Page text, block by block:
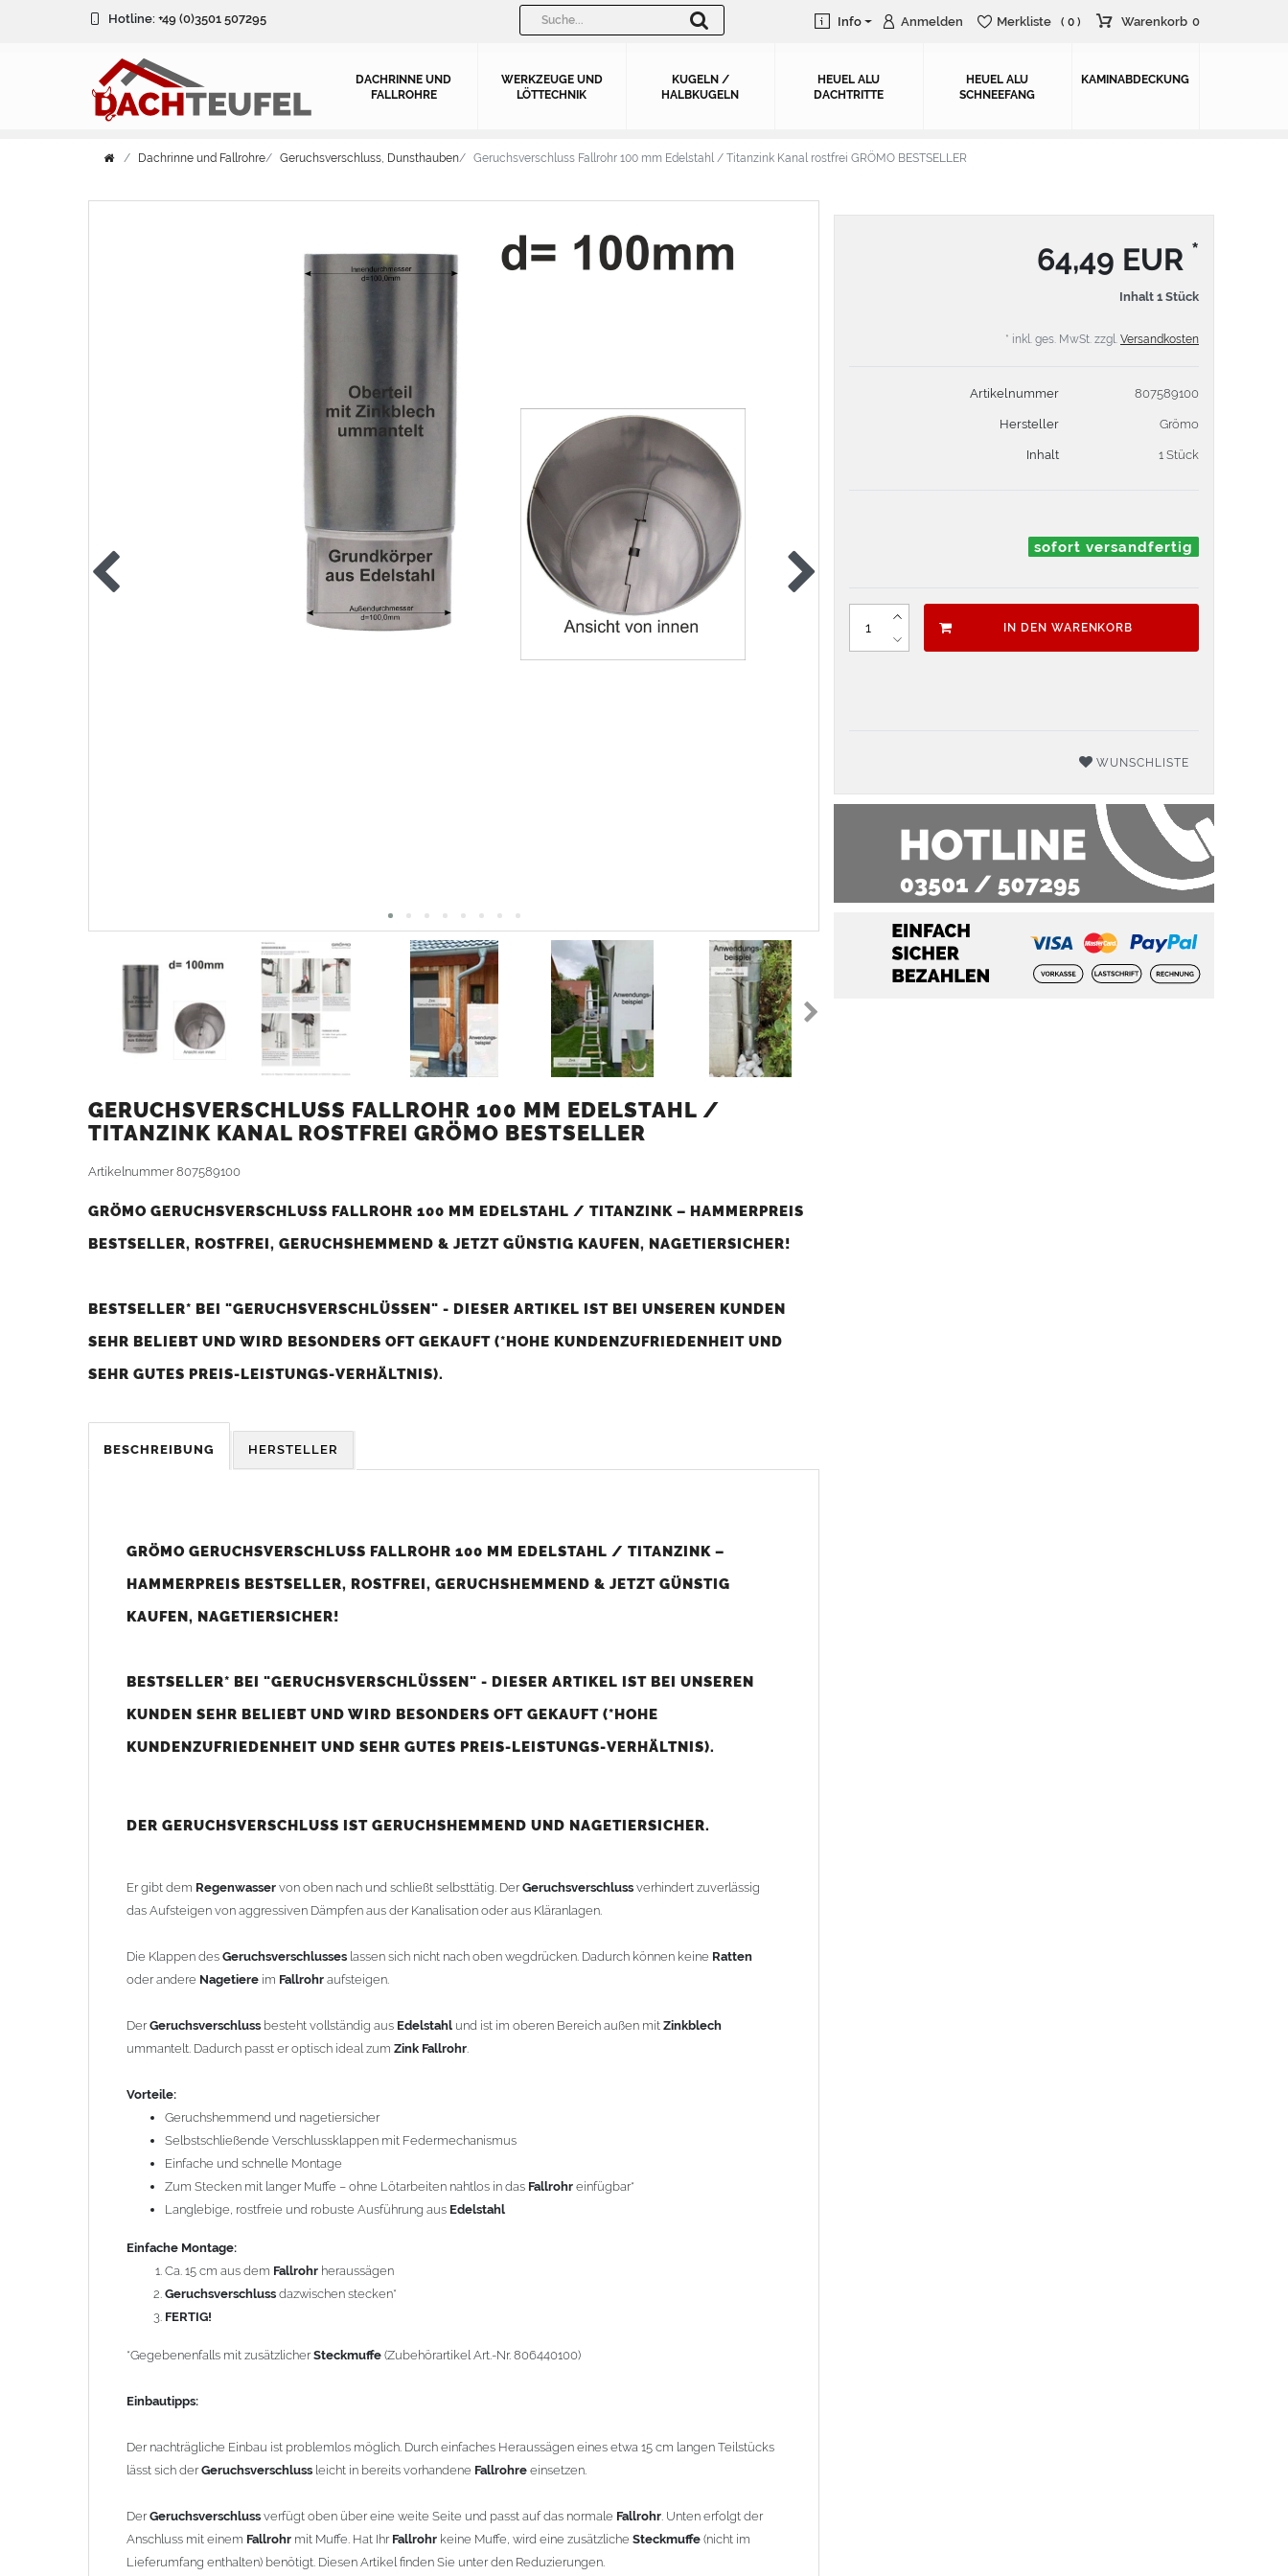
Hotline: +49 (0)3501 507295 Info Anmelden Merkliste ( 0 ) Warenkorb 0
DACHRINNE UND
FALLROHRE
WERKZEUGE UND
LÖTTECHNIK
KUGELN /
HALBKUGELN
HEUEL ALU
DACHTRITTE
HEUEL ALU
SCHNEEFANG
KAMINABDECKUNG
Dachrinne und Fallrohre Geruchsverschluss, Dunsthauben Geruchsverschluss Fallrohr 100 mm Edelstahl / Titanzink Kanal rostfrei GRÖMO BESTSELLER
64,49 EUR *
Inhalt 1 Stück
* inkl. ges. MwSt. zzgl. Versandkosten
Artikelnummer 807589100
Hersteller Grömo
Inhalt 1 Stück
sofort versandfertig
IN DEN WARENKORB
WUNSCHLISTE
GERUCHSVERSCHLUSS FALLROHR 100 MM EDELSTAHL /
TITANZINK KANAL ROSTFREI GRÖMO BESTSELLER
Artikelnummer807589100
GRÖMO GERUCHSVERSCHLUSS FALLROHR 100 MM EDELSTAHL / TITANZINK – HAMMERPREIS
BESTSELLER, ROSTFREI, GERUCHSHEMMEND & JETZT GÜNSTIG KAUFEN, NAGETIERSICHER!
BESTSELLER* BEI "GERUCHSVERSCHLÜSSEN" - DIESER ARTIKEL IST BEI UNSEREN KUNDEN
SEHR BELIEBT UND WIRD BESONDERS OFT GEKAUFT (*HOHE KUNDENZUFRIEDENHEIT UND
SEHR GUTES PREIS-LEISTUNGS-VERHÄLTNIS).
DER GERUCHSVERSCHLUSS IST GERUCHSHEMMEND UND NAGETIERSICHER.
Die Klappen des Geruchsverschlusses lassen sich nicht nach oben wegdrücken. Dadurch können keine
Dadurch passt er optisch ideal zumZink Fallrohr.
Vorteile:
Geruchshemmend und nagetiersicher
Ca. 15 cm aus dem
Geruchsverschlussdazwischen stecken*
*Gegebenenfalls mit zusätzlicherSteckmuffe(Zubehörartikel Art.-Nr. 806440100)
Einbautipps:
lässt sich derGeruchsverschluss
Geruchsverschlussverfügt oben über eine weite Seite und passt auf das normale
Anschluss mit einemFallrohrmit Muffe. Hat Ihr
Lieferumfang enthalten) benötigt. Diesen Artikel finden Sie unter den Reduzierungen.
Rohrbefestigungen ggf. ein bis zwei weitere Rohrschellen notwendig werden.
Material: Edelstahl zinkummantelt (Titanzink)
Länge: 248 mm
GRÖMO Artikelnummer: 54204
BESCHREIBUNG HERSTELLER
GRÖMO GERUCHSVERSCHLUSS FALLROHR 100 MM EDELSTAHL / TITANZINK –
HAMMERPREIS BESTSELLER, ROSTFREI, GERUCHSHEMMEND & JETZT GÜNSTIG
KAUFEN, NAGETIERSICHER!
BESTSELLER* BEI "GERUCHSVERSCHLÜSSEN" - DIESER ARTIKEL IST BEI UNSEREN
KUNDEN SEHR BELIEBT UND WIRD BESONDERS OFT GEKAUFT (*HOHE
KUNDENZUFRIEDENHEIT UND SEHR GUTES PREIS-LEISTUNGS-VERHÄLTNIS).
DER GERUCHSVERSCHLUSS IST GERUCHSHEMMEND UND NAGETIERSICHER.
Er gibt dem Regenwasser von oben nach und schließt selbsttätig. DerGeruchsverschluss verhindert zuverlässig
das Aufsteigen von aggressiven Dämpfen aus der Kanalisation oder aus Kläranlagen.
Die Klappen des Geruchsverschlusses lassen sich nicht nach oben wegdrücken. Dadurch können keine Ratten
oder andere Nagetiere im Fallrohr aufsteigen.
DerGeruchsverschluss besteht vollständig aus Edelstahl und ist im oberen Bereich außen mit Zinkblech
ummantelt. Dadurch passt er optisch ideal zum Zink Fallrohr
Vorteile:
Geruchshemmend und nagetiersicher
Selbstschließende Verschlussklappen mit Federmechanismus
Einfache und schnelle Montage
Zum Stecken mit langer Muffe – ohne Lötarbeiten nahtlos in das Fallrohr einfügbar*
Langlebige, rostfreie und robuste Ausführung aus Edelstahl
Einfache Montage:
Ca. 15 cm aus dem Fallrohr heraussägen
Geruchsverschluss dazwischen stecken*
FERTIG!
*Gegebenenfalls mit zusätzlicherSteckmuffe (Zubehörartikel Art.-Nr. 806440100)
Einbautipps:
Der nachträgliche Einbau ist problemlos möglich. Durch einfaches Heraussägen eines etwa 15 cm langen Teilstücks
lässt sich derGeruchsverschluss leicht in bereits vorhandene Fallrohre einsetzen.
DerGeruchsverschluss verfügt oben über eine weite Seite und passt auf das normale Fallrohr . Unten erfolgt der
Anschluss mit einem Fallrohr mit Muffe. Hat Ihr Fallrohr keine Muffe, wird eine zusätzliche Steckmuffe (nicht im
Lieferumfang enthalten) benötigt. Diesen Artikel finden Sie unter den Reduzierungen.